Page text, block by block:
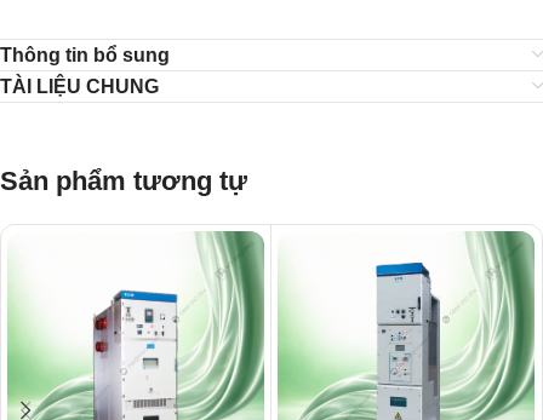
Thông tin bổ sung
TÀI LIỆU CHUNG
Sản phẩm tương tự